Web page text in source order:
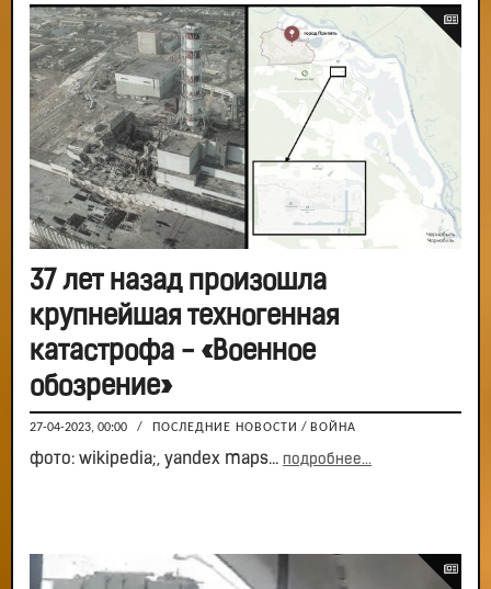
37 лет назад произошла
крупнейшая техногенная
катастрофа - «Военное
обозрение»
27-04-2023, 00:00 / ПОСЛЕДНИЕ НОВОСТИ / ВОЙНА
фото: wikipedia;, yandex maps... подробнее...